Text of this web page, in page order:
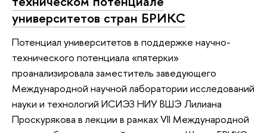
университетов стран БРИКС
Потенциал университетов в поддержке научно-
технического потенциала «пятерки»
проанализировала заместитель заведующего
Международной научной лаборатории исследований
науки и технологий ИСИЭЗ НИУ ВШЭ Лилиана
Проскурякова в лекции в рамках VII Международной